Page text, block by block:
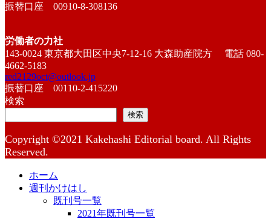
振替口座 00910-8-308136
労働者の力社
143-0024 東京都大田区中央7-12-16 大森助産院方 電話 080-
4662-5183
red2129oct@outlook.jp
振替口座 00110-2-415220
検索
検索
Copyright ©2021 Kakehashi Editorial board. All Rights
Reserved.
ホーム
週刊かけはし
既刊号一覧
2021年既刊号一覧